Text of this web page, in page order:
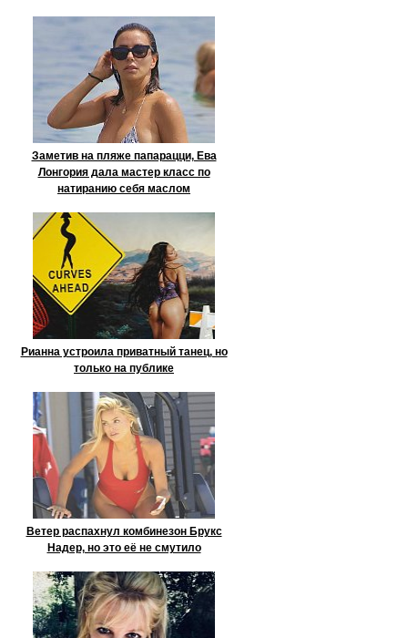
Заметив на пляже папарацци, Ева
Лонгория дала мастер класс по
натиранию себя маслом
Рианна устроила приватный танец, но
только на публике
Ветер распахнул комбинезон Брукс
Надер, но это её не смутило